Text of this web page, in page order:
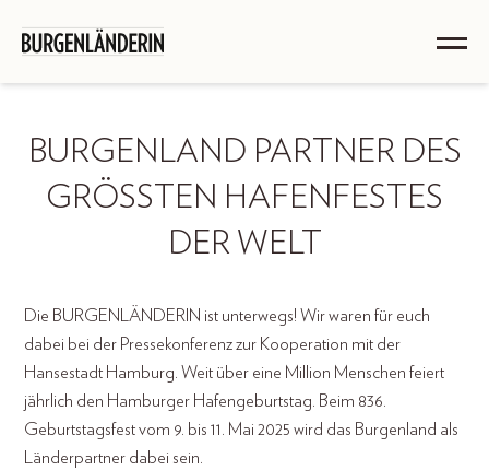
BURGENLAND PARTNER DES
GRÖSSTEN HAFENFESTES D
ER WELT
Die BURGENLÄNDERIN ist unterwegs! Wir waren für euch
dabei bei der Pressekonferenz zur Kooperation mit der
Hansestadt Hamburg. Weit über eine Million Menschen feiert
jährlich den Hamburger Hafengeburtstag. Beim 836.
Geburtstagsfest vom 9. bis 11. Mai 2025 wird das Burgenland als
Länderpartner dabei sein.